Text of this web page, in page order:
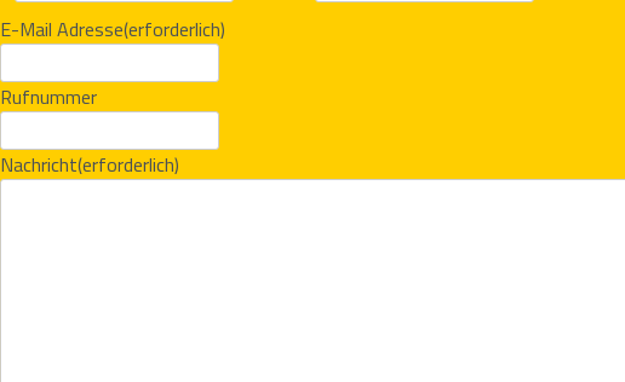
E-Mail Adresse(erforderlich)
Rufnummer
Nachricht(erforderlich)